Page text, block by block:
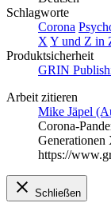
Schlagworte
Corona
X Y und Z in
Produktsicherheit
GRIN
Arbeit zitieren
Mike Jäpel
Corona-
https://
Schließen